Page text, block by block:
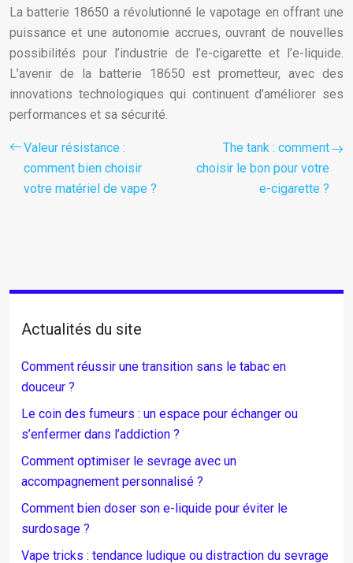
La batterie 18650 a révolutionné le vapotage en offrant une
puissance et une autonomie accrues, ouvrant de nouvelles
possibilités pour l’industrie de l’e-cigarette et l’e-liquide.
L’avenir de la batterie 18650 est prometteur, avec des
innovations technologiques qui continuent d’améliorer ses
performances et sa sécurité.
Valeur résistance :
comment bien choisir
votre matériel de vape ?
The tank : comment
choisir le bon pour votre
e-cigarette ?
Actualités du site
Comment réussir une transition sans le tabac en
douceur ?
Le coin des fumeurs : un espace pour échanger ou
s’enfermer dans l’addiction ?
Comment optimiser le sevrage avec un
accompagnement personnalisé ?
Comment bien doser son e-liquide pour éviter le
surdosage ?
Vape tricks : tendance ludique ou distraction du sevrage